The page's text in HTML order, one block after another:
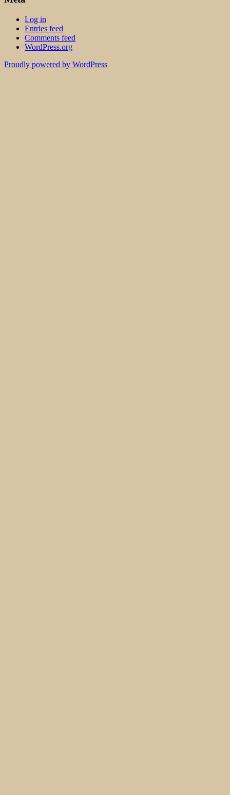
Log in
Entries feed
Comments feed
WordPress.org
Proudly powered by WordPress